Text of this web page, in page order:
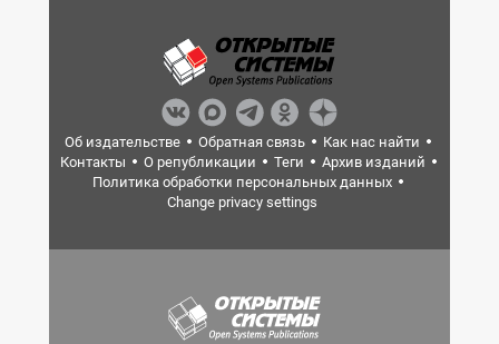
Об издательстве Обратная связь
Как нас найти
Контакты
О републикации Теги
Архив изданий
Политика обработки персональных данных
Change privacy settings